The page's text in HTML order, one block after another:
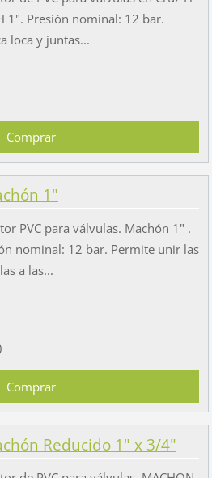
1". Presión nominal: 12 bar.
loca y juntas...
1"
PVC para válvulas. Machón 1" .
nominal: 12 bar. Permite unir las
a las...
Reducido 1" x 3/4"